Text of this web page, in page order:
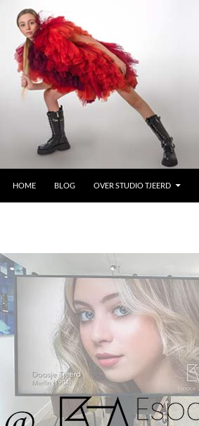
HOME
BLOG OVER STUDIO TJEERD